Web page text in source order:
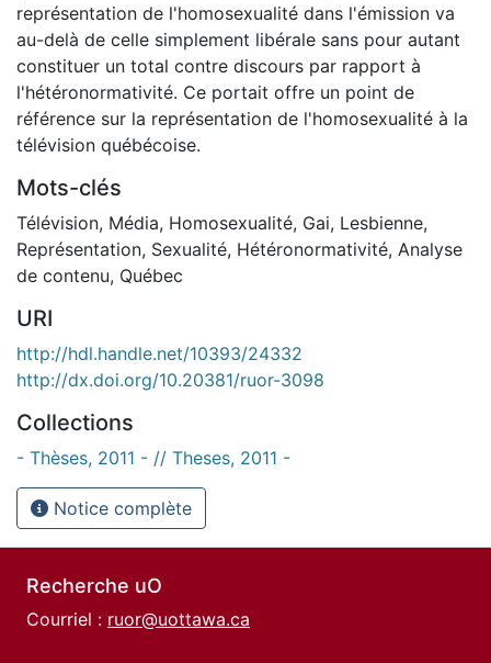
représentation de l'homosexualité dans l'émission va
au-delà de celle simplement libérale sans pour autant
constituer un total contre discours par rapport à
l'hétéronormativité. Ce portait offre un point de
référence sur la représentation de l'homosexualité à la
télévision québécoise.
Mots-clés
Télévision, Média, Homosexualité, Gai, Lesbienne,
Représentation, Sexualité, Hétéronormativité, Analyse
de contenu, Québec
URI
http://hdl.handle.net/10393/24332
http://dx.doi.org/10.20381/ruor-3098
Collections
- Thèses, 2011 - // Theses, 2011 -
Notice complète
Recherche uO
Courriel : ruor@uottawa.ca